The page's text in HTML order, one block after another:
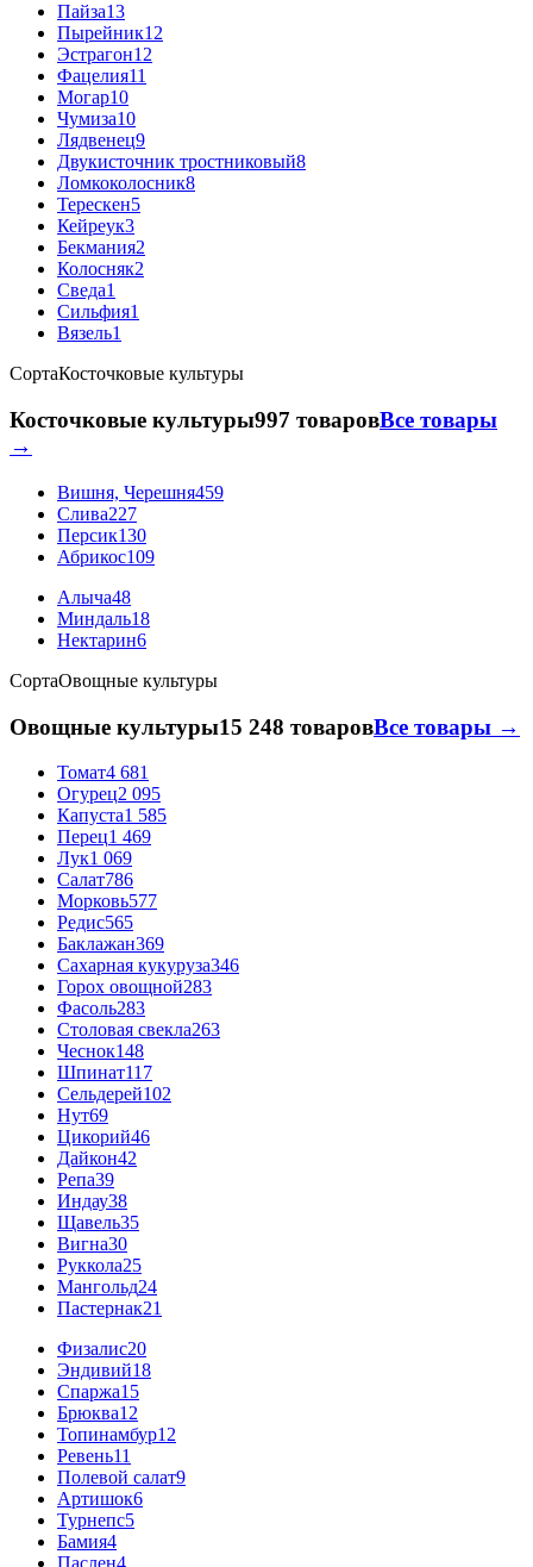
Пайза13
Пырейник12
Эстрагон12
Фацелия11
Могар10
Чумиза10
Лядвенец9
Двукисточник тростниковый8
Ломкоколосник8
Терескен5
Кейреук3
Бекмания2
Колосняк2
Сведа1
Сильфия1
Вязель1
СортаКосточковые культуры
Косточковые культуры997 товаровВсе товары
→
Вишня, Черешня459
Слива227
Персик130
Абрикос109
Алыча48
Миндаль18
Нектарин6
СортаОвощные культуры
Овощные культуры15 248 товаровВсе товары →
Томат4 681
Огурец2 095
Капуста1 585
Перец1 469
Лук1 069
Салат786
Морковь577
Редис565
Баклажан369
Сахарная кукуруза346
Горох овощной283
Фасоль283
Столовая свекла263
Чеснок148
Шпинат117
Сельдерей102
Нут69
Цикорий46
Дайкон42
Репа39
Индау38
Щавель35
Вигна30
Руккола25
Мангольд24
Пастернак21
Физалис20
Эндивий18
Спаржа15
Брюква12
Топинамбур12
Ревень11
Полевой салат9
Артишок6
Турнепс5
Бамия4